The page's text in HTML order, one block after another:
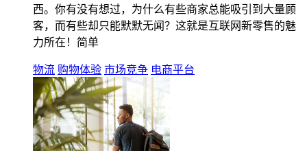
西。你有没有想过，为什么有些商家总能吸引到大量顾
客，而有些却只能默默无闻？这就是互联网新零售的魅
力所在！简单
物流 购物体验 市场竞争 电商平台